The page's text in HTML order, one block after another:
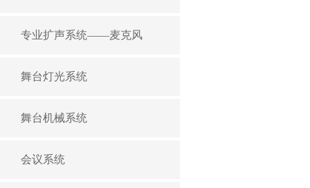
专业扩声系统——麦克风
舞台灯光系统
舞台机械系统
会议系统